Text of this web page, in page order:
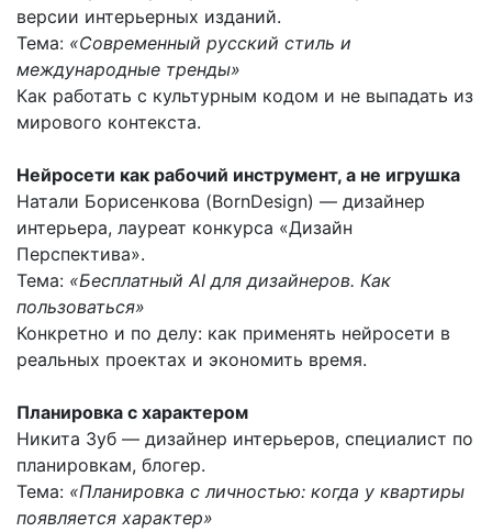
версии интерьерных изданий.
Тема: «Современный русский стиль и
международные тренды»
Как работать с культурным кодом и не выпадать из
мирового контекста.
Нейросети как рабочий инструмент, а не игрушка
Натали Борисенкова (BornDesign) — дизайнер
интерьера, лауреат конкурса «Дизайн
Перспектива».
Тема: «Бесплатный AI для дизайнеров. Как
пользоваться»
Конкретно и по делу: как применять нейросети в
реальных проектах и экономить время.
Планировка с характером
Никита Зуб — дизайнер интерьеров, специалист по
планировкам, блогер.
Тема: «Планировка с личностью: когда у квартиры
появляется характер»